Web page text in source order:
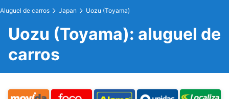
Aluguel de carros Japan Uozu (Toyama)
Uozu (Toyama): aluguel de
carros